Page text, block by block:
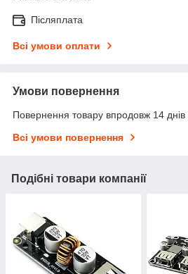
Післяплата
Всі умови оплати
Умови повернення
Повернення товару впродовж 14 днів
Всі умови повернення
Подібні товари компанії